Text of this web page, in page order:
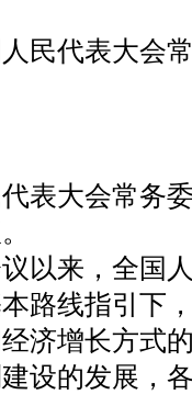
会常务委
大会常务委
来，全国人
路线指引下
济增长方式
设的发展，